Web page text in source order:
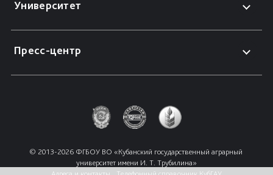
Университет
Пресс-центр
© 2013-2026 ФГБОУ ВО «Кубанский государственный аграрный
университет имени И. Т. Трубилина»